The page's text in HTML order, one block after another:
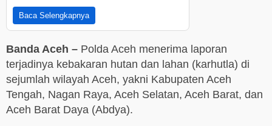
Baca Selengkapnya
Banda Aceh – Polda Aceh menerima laporan
terjadinya kebakaran hutan dan lahan (karhutla) di
sejumlah wilayah Aceh, yakni Kabupaten Aceh
Tengah, Nagan Raya, Aceh Selatan, Aceh Barat, dan
Aceh Barat Daya (Abdya).